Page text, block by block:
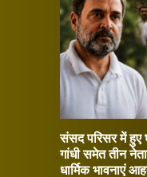
संसद परिसर में हुए
गांधी समेत तीन
धार्मिक भावनाएं